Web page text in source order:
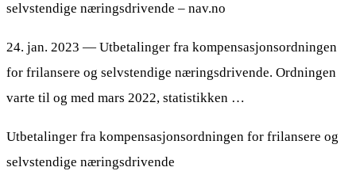
selvstendige næringsdrivende – nav.no
24. jan. 2023 — Utbetalinger fra kompensasjonsordningen
for frilansere og selvstendige næringsdrivende. Ordningen
varte til og med mars 2022, statistikken …
Utbetalinger fra kompensasjonsordningen for frilansere og
selvstendige næringsdrivende